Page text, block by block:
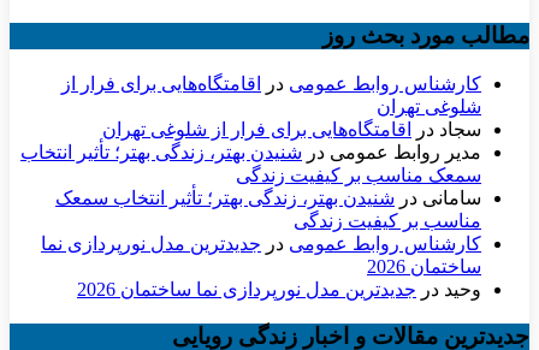
مطالب مورد بحث روز
کارشناس روابط عمومی در
اقامتگاه‌هایی برای فرار از
شلوغی تهران
سجاد در
اقامتگاه‌هایی برای فرار از شلوغی تهران
مدیر روابط عمومی در شنیدن بهتر، زندگی بهتر؛ تأثیر انتخاب
سمعک مناسب بر کیفیت زندگی
سامانی در شنیدن بهتر، زندگی بهتر؛ تأثیر انتخاب سمعک
مناسب بر کیفیت زندگی
کارشناس روابط عمومی در جدیدترین مدل نورپردازی نما
ساختمان 2026
وحید در جدیدترین مدل نورپردازی نما ساختمان 2026
جدیدترین مقالات و اخبار زندگی رویایی